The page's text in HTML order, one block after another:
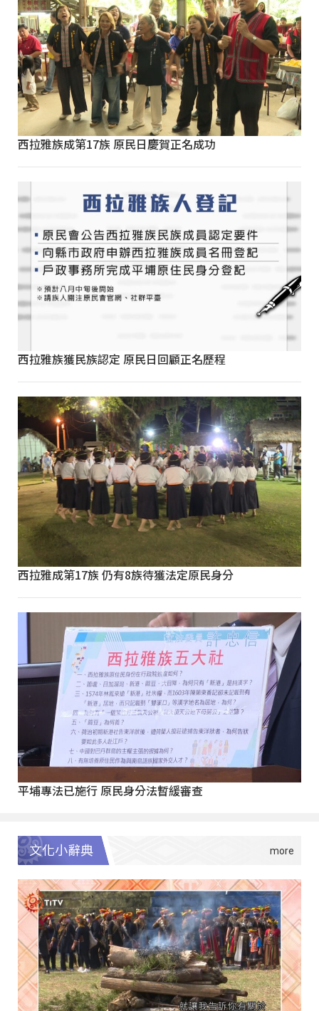
西拉雅族成第17族 原民日慶賀正名成功
西拉雅族獲民族認定 原民日回顧正名歷程
西拉雅成第17族 仍有8族待獲法定原民身分
平埔專法已施行 原民身分法暫緩審查
文化小辭典